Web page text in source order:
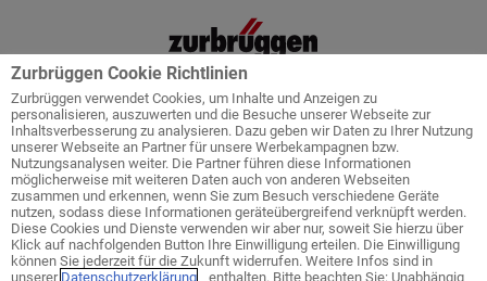
Startseite Service Küchenplanung
Welches ist ihr bevorzugtes Wohn-
Zurbrüggen Cookie Richtlinien
Zurbrüggen verwendet Cookies, um Inhalte und Anzeigen zu
personalisieren, auszuwerten und die Besuche unserer Webseite zur
Inhaltsverbesserung zu analysieren. Dazu geben wir Daten zu Ihrer Nutzung
unserer Webseite an Partner für unsere Werbekampagnen bzw.
Nutzungsanalysen weiter. Die Partner führen diese Informationen
möglicherweise mit weiteren Daten auch von anderen Webseiten
zusammen und erkennen, wenn Sie zum Besuch verschiedene Geräte
nutzen, sodass diese Informationen geräteübergreifend verknüpft werden.
Diese Cookies und Dienste verwenden wir aber nur, soweit Sie hierzu über
Klick auf nachfolgenden Button Ihre Einwilligung erteilen. Die Einwilligung
können Sie jederzeit für die Zukunft widerrufen. Weitere Infos sind in
unserer Datenschutzerklärung
enthalten. Bitte beachten Sie: Unabhängig